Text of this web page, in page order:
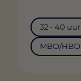
32 - 40 uur
MBO/HBO